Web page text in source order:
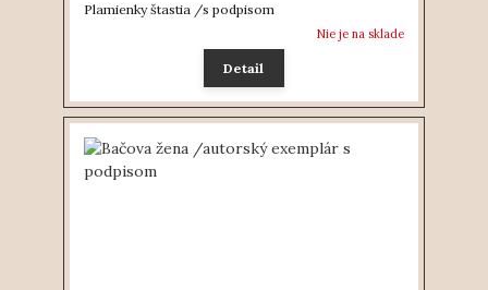
Plamienky štastia /s podpisom
Nie je na sklade
Detail